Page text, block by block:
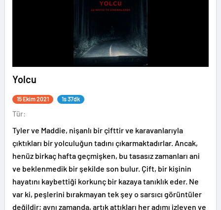
Yolcu
15 Ekim 2021 1s 37dk
Tür:
Tyler ve Maddie, nişanlı bir çifttir ve karavanlarıyla
çıktıkları bir yolculuğun tadını çıkarmaktadırlar. Ancak,
henüz birkaç hafta geçmişken, bu tasasız zamanları ani
ve beklenmedik bir şekilde son bulur. Çift, bir kişinin
hayatını kaybettiği korkunç bir kazaya tanıklık eder. Ne
var ki, peşlerini bırakmayan tek şey o sarsıcı görüntüler
değildir; aynı zamanda, artık attıkları her adımı izleyen ve